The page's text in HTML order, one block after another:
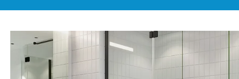
prev